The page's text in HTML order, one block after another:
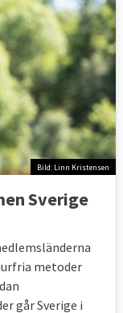
Bild: Linn Kristensen
Sverige
metoder
går Sverige i